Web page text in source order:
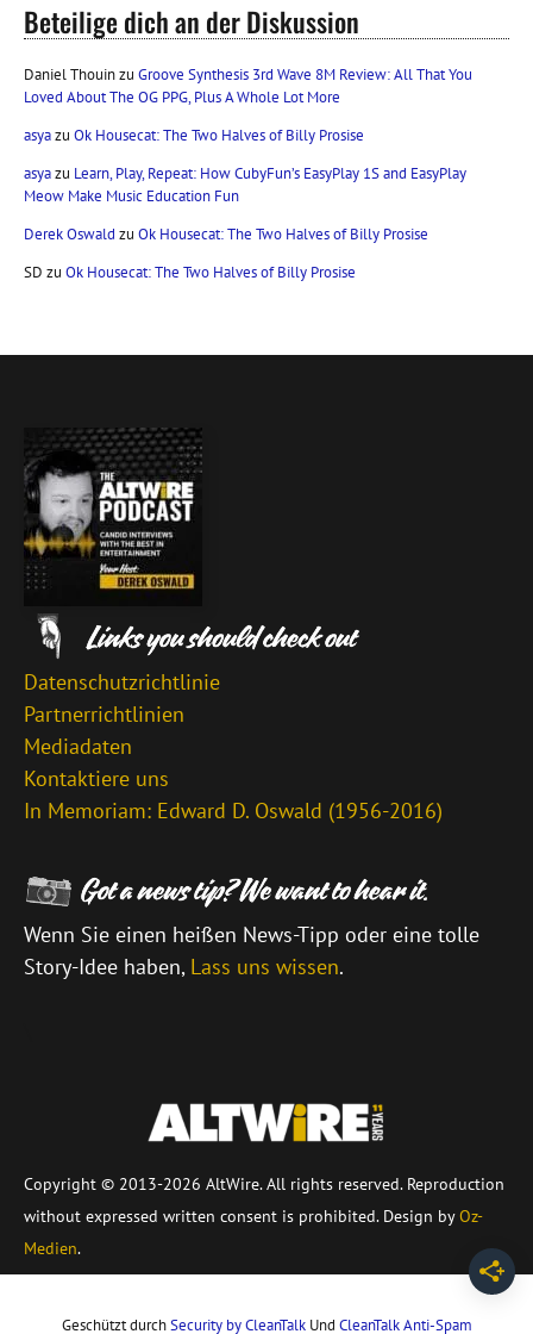
Beteilige dich an der Diskussion
Daniel Thouinzu Groove Synthesis 3rd Wave 8M Review: All That You
Loved About The OG PPG, Plus A Whole Lot More
asyazu Ok Housecat: The Two Halves of Billy Prosise
asyazu Learn, Play, Repeat: How CubyFun’s EasyPlay 1S and EasyPlay
Meow Make Music Education Fun
Derek Oswald zu Ok Housecat: The Two Halves of Billy Prosise
SD zu Ok Housecat: The Two Halves of Billy Prosise
Datenschutzrichtlinie
Partnerrichtlinien
Mediadaten
Kontaktiere uns
In Memoriam: Edward D. Oswald (1956-2016)
Wenn Sie einen heißen News-Tipp oder eine tolle
Story-Idee haben, Lass uns wissen.
Copyright © 2013-2026 AltWire. All rights reserved. Reproduction
without expressed written consent is prohibited. Design byOz-
Medien.
Geschützt durchSecurity by CleanTalkUnd CleanTalk Anti-Spam